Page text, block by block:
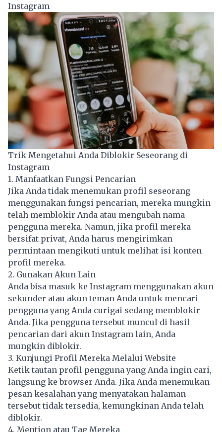
Instagram
Trik Mengetahui Anda Diblokir Seseorang di
Instagram
1. Manfaatkan Fungsi Pencarian
Jika Anda tidak menemukan profil seseorang
menggunakan fungsi pencarian, mereka mungkin
telah memblokir Anda atau mengubah nama
pengguna mereka. Namun, jika profil mereka
bersifat privat, Anda harus mengirimkan
permintaan mengikuti untuk melihat isi konten
profil mereka.
2. Gunakan Akun Lain
Anda bisa masuk ke Instagram menggunakan akun
sekunder atau akun teman Anda untuk mencari
pengguna yang Anda curigai sedang memblokir
Anda. Jika pengguna tersebut muncul di hasil
pencarian dari akun Instagram lain, Anda
mungkin diblokir.
3. Kunjungi Profil Mereka Melalui Website
Ketik tautan profil pengguna yang Anda ingin cari,
langsung ke browser Anda. Jika Anda menemukan
pesan kesalahan yang menyatakan halaman
tersebut tidak tersedia, kemungkinan Anda telah
diblokir.
4. Mention atau Tag Mereka